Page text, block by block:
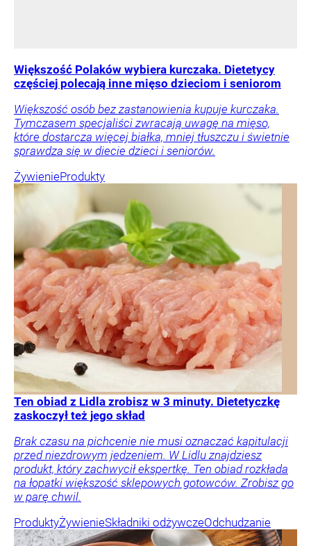
Większość Polaków wybiera kurczaka. Dietetycy
częściej polecają inne mięso dzieciom i seniorom
Większość osób bez zastanowienia kupuje kurczaka.
Tymczasem specjaliści zwracają uwagę na mięso,
które dostarcza więcej białka, mniej tłuszczu i świetnie
sprawdza się w diecie dzieci i seniorów.
ŻywienieProdukty
Ten obiad z Lidla zrobisz w 3 minuty. Dietetyczkę
zaskoczył też jego skład
Brak czasu na pichcenie nie musi oznaczać kapitulacji
przed niezdrowym jedzeniem. W Lidlu znajdziesz
produkt, który zachwycił ekspertkę. Ten obiad rozkłada
na łopatki większość sklepowych gotowców. Zrobisz go
w parę chwil.
ProduktyŻywienieSkładniki odżywczeOdchudzanie